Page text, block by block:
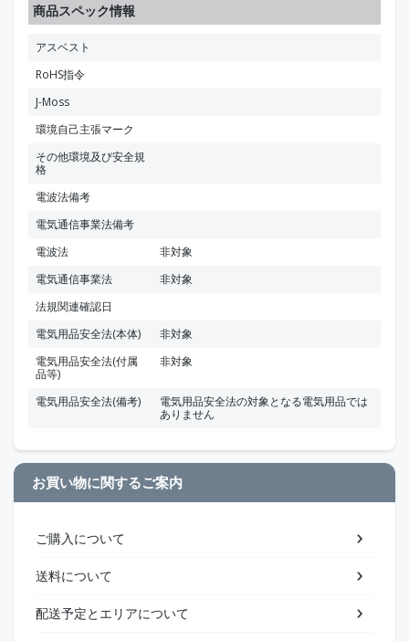
商品スペック情報
アスベスト
RoHS指令
J-Moss
環境自己主張マーク
その他環境及び安全規
格
電波法備考
電気通信事業法備考
電波法
非対象
電気通信事業法
非対象
法規関連確認日
電気用品安全法(本体)
非対象
電気用品安全法(付属
品等)
非対象
電気用品安全法(備考)
電気用品安全法の対象となる電気用品では
ありません
お買い物に関するご案内
ご購入について
送料について
配送予定とエリアについて